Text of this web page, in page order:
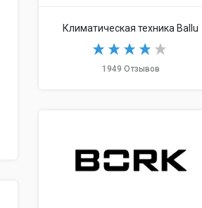
Климатическая техника Ballu
1949 Отзывов